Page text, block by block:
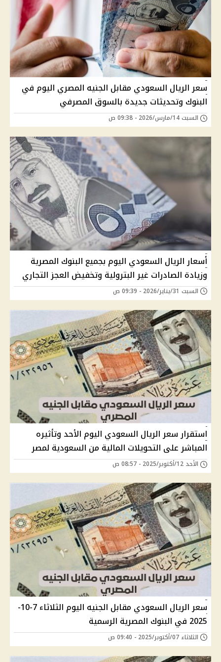
سعر الريال السعودي مقابل الجنيه المصري اليوم في
البنوك وتحديثات جديدة بالسوق المصرفي
السبت 14/مارس/2026 - 09:38 ص
أسعار الريال السعودي اليوم بجميع البنوك المصرية
وزيادة الصادرات غير البترولية وتخفيض العجز التجاري
السبت 31/يناير/2026 - 09:39 ص
استقرار سعر الريال السعودي اليوم الأحد وتأثيره
المباشر على التحويلات المالية من السعودية لمصر
الأحد 12/أكتوبر/2025 - 08:57 ص
سعر الريال السعودي مقابل الجنيه اليوم الثلاثاء 7-10-
2025 في البنوك المصرية الرسمية
الثلاثاء 07/أكتوبر/2025 - 09:40 ص